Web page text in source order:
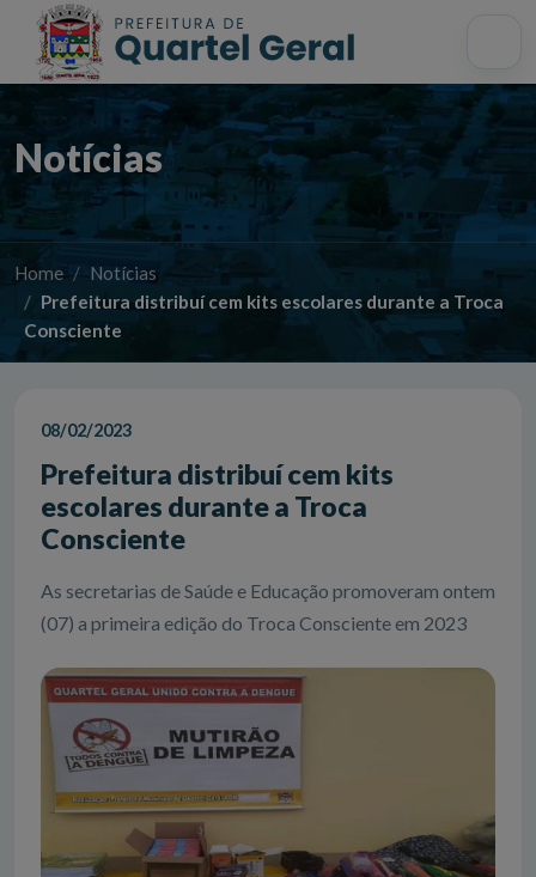
Acessibilidade InícioMapa do site
Notícias
Home
Notícias
Prefeitura distribuí cem kits escolares durante a Troca
Consciente
08/02/2023
Prefeitura distribuí cem kits
escolares durante a Troca
Consciente
As secretarias de Saúde e Educação promoveram ontem
(07) a primeira edição do Troca Consciente em 2023